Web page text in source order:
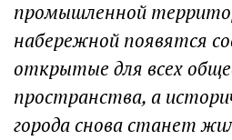
промышленной
набережной появятся
открытые для всех
пространства, а
города снова станет